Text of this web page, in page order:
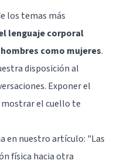
los temas más
lenguaje corporal
como mujeres.
disposición al
Exponer el
el cuello te
en nuestro artículo: "Las
física hacia otra